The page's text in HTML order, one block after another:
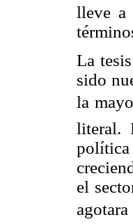
lleve a
La
sido
la
literal.
el